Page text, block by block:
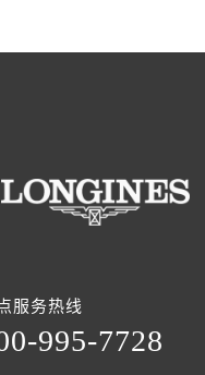
服务热线
995-7728